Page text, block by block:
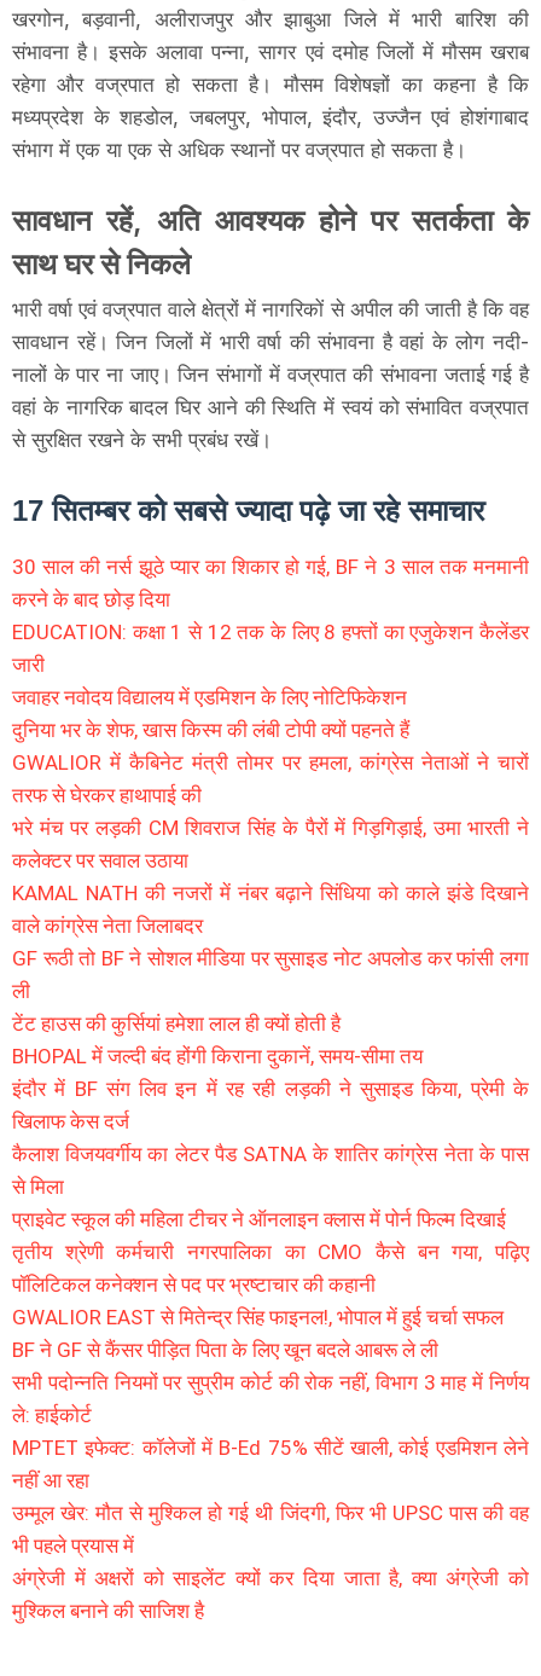
खरगोन, बड़वानी, अलीराजपुर और झाबुआ जिले में भारी बारिश की
संभावना है। इसके अलावा पन्ना, सागर एवं दमोह जिलों में मौसम खराब
रहेगा और वज्रपात हो सकता है। मौसम विशेषज्ञों का कहना है कि
मध्यप्रदेश के शहडोल, जबलपुर, भोपाल, इंदौर, उज्जैन एवं होशंगाबाद
संभाग में एक या एक से अधिक स्थानों पर वज्रपात हो सकता है।
सावधान रहें, अति आवश्यक होने पर सतर्कता के
साथ घर से निकले
भारी वर्षा एवं वज्रपात वाले क्षेत्रों में नागरिकों से अपील की जाती है कि वह
सावधान रहें। जिन जिलों में भारी वर्षा की संभावना है वहां के लोग नदी-
नालों के पार ना जाए। जिन संभागों में वज्रपात की संभावना जताई गई है
वहां के नागरिक बादल घिर आने की स्थिति में स्वयं को संभावित वज्रपात
से सुरक्षित रखने के सभी प्रबंध रखें।
17 सितम्बर को सबसे ज्यादा पढ़े जा रहे समाचार
30 साल की नर्स झूठे प्यार का शिकार हो गई, BF ने 3 साल तक मनमानी
करने के बाद छोड़ दिया
EDUCATION: कक्षा 1 से 12 तक के लिए 8 हफ्तों का एजुकेशन कैलेंडर
जारी
जवाहर नवोदय विद्यालय में एडमिशन के लिए नोटिफिकेशन
दुनिया भर के शेफ, खास किस्म की लंबी टोपी क्यों पहनते हैं
GWALIOR में कैबिनेट मंत्री तोमर पर हमला, कांग्रेस नेताओं ने चारों
तरफ से घेरकर हाथापाई की
भरे मंच पर लड़की CM शिवराज सिंह के पैरों में गिड़गिड़ाई, उमा भारती ने
कलेक्टर पर सवाल उठाया
KAMAL NATH की नजरों में नंबर बढ़ाने सिंधिया को काले झंडे दिखाने
वाले कांग्रेस नेता जिलाबदर
GF रूठी तो BF ने सोशल मीडिया पर सुसाइड नोट अपलोड कर फांसी लगा
ली
टेंट हाउस की कुर्सियां हमेशा लाल ही क्यों होती है
BHOPAL में जल्दी बंद होंगी किराना दुकानें, समय-सीमा तय
इंदौर में BF संग लिव इन में रह रही लड़की ने सुसाइड किया, प्रेमी के
खिलाफ केस दर्ज
कैलाश विजयवर्गीय का लेटर पैड SATNA के शातिर कांग्रेस नेता के पास
से मिला
प्राइवेट स्कूल की महिला टीचर ने ऑनलाइन क्लास में पोर्न फिल्म दिखाई
तृतीय श्रेणी कर्मचारी नगरपालिका का CMO कैसे बन गया, पढ़िए
पॉलिटिकल कनेक्शन से पद पर भ्रष्टाचार की कहानी
GWALIOR EAST से मितेन्द्र सिंह फाइनल!, भोपाल में हुई चर्चा सफल
BF ने GF से कैंसर पीड़ित पिता के लिए खून बदले आबरू ले ली
सभी पदोन्नति नियमों पर सुप्रीम कोर्ट की रोक नहीं, विभाग 3 माह में निर्णय
ले: हाईकोर्ट
MPTET इफेक्ट: कॉलेजों में B-Ed 75% सीटें खाली, कोई एडमिशन लेने
नहीं आ रहा
उम्मूल खेर: मौत से मुश्किल हो गई थी जिंदगी, फिर भी UPSC पास की वह
भी पहले प्रयास में
अंग्रेजी में अक्षरों को साइलेंट क्यों कर दिया जाता है, क्या अंग्रेजी को
मुश्किल बनाने की साजिश है